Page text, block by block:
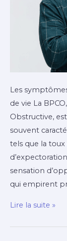
Les
de vie La
Obstructive,
souvent
tels que la
sensation
qui empirent
BPCO
Lire la suite »